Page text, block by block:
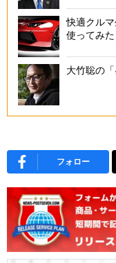
快適クルマ
使ってみた
大竹聡の「
フォロー